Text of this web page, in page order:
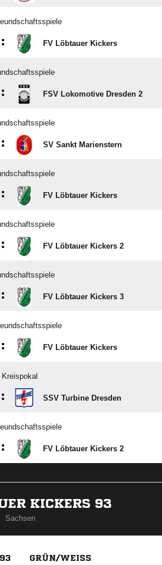
: FV Löbtauer Kickers
: FSV Lokomotive Dresden 2
: SV Sankt Marienstern
: FV Löbtauer Kickers
: FV Löbtauer Kickers 2
: FV Löbtauer Kickers 3
: FV Löbtauer Kickers
: SSV Turbine Dresden
: FV Löbtauer Kickers 2
KICKERS 93
Sachsen
GRÜN/WEISS